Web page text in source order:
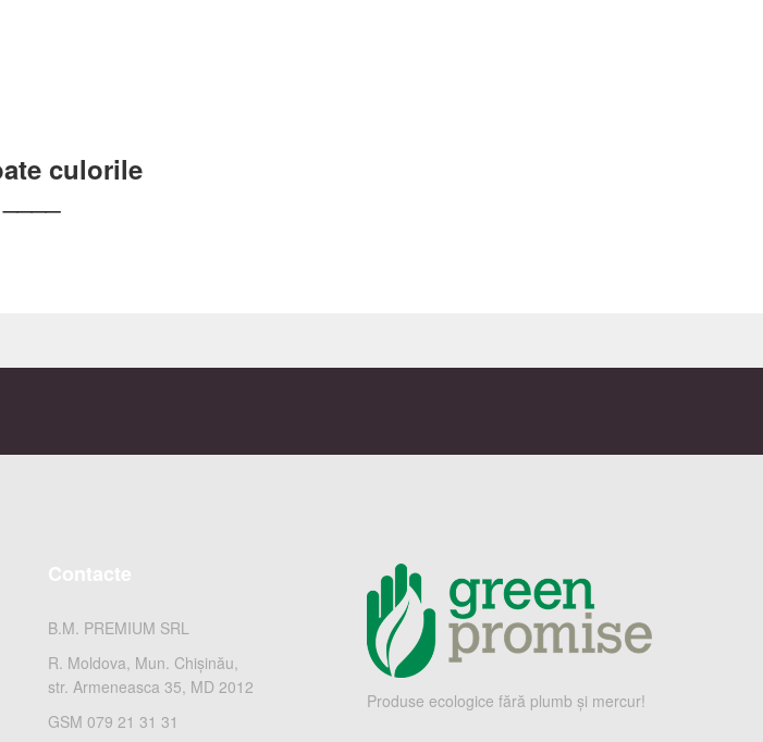
culorile
B.M. PREMIUM SRL
R. Moldova, Mun. Chișinău,
str. Armeneasca 35, MD 2012
GSM 079 21 31 31
Produse ecologice fără plumb și mercur!